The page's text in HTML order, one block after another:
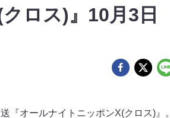
ロス)』10月3日
『オールナイトニッポンX(クロス)』。